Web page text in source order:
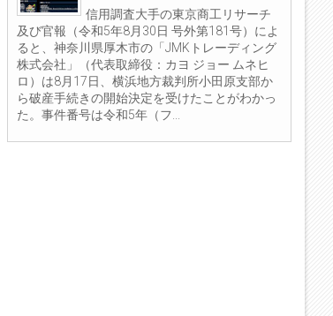
信用調査大手の東京商工リサーチ
及び官報（令和5年8月30日 号外第181号）によ
ると、神奈川県厚木市の「JMKトレーディング
株式会社」（代表取締役：カヨ ジョー ムネヒ
ロ）は8月17日、横浜地方裁判所小田原支部か
ら破産手続きの開始決定を受けたことがわかっ
た。事件番号は令和5年（フ...